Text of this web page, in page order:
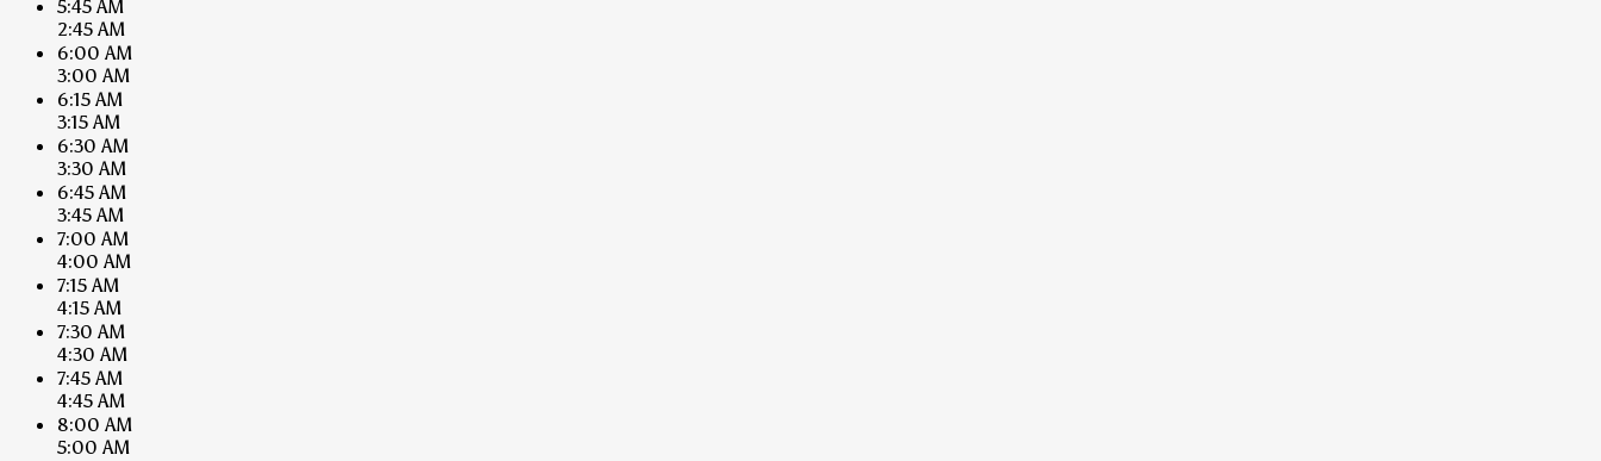
5:45 AM
2:45 AM
6:00 AM
3:00 AM
6:15 AM
3:15 AM
6:30 AM
3:30 AM
6:45 AM
3:45 AM
7:00 AM
4:00 AM
7:15 AM
4:15 AM
7:30 AM
4:30 AM
7:45 AM
4:45 AM
8:00 AM
5:00 AM